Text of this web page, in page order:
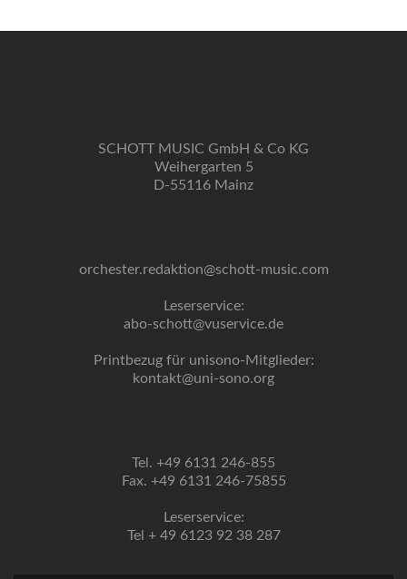
SCHOTT MUSIC GmbH & Co KG
Weihergarten 5
D-55116 Mainz
orchester.redaktion@schott-music.com
Leserservice:
abo-schott@vuservice.de
Printbezug für unisono-Mitglieder:
kontakt@uni-sono.org
Tel. +49 6131 246-855
Fax. +49 6131 246-75855
Leserservice:
Tel + 49 6123 92 38 287